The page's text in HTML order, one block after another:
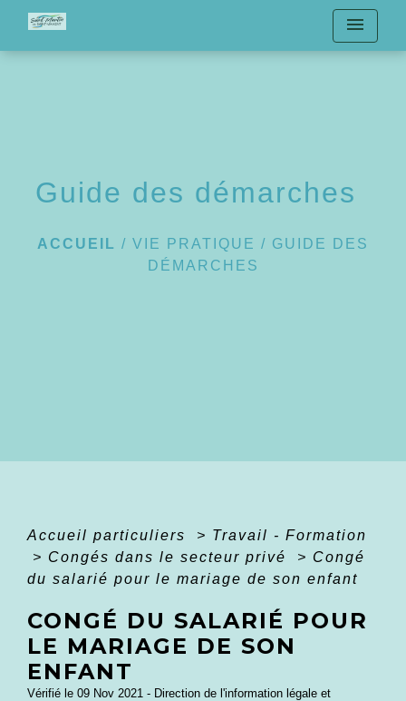
menu
Guide des démarches
ACCUEIL / VIE PRATIQUE / GUIDE DES
DÉMARCHES
Accueil particuliers > Travail - Formation
> Congés dans le secteur privé > Congé
du salarié pour le mariage de son enfant
CONGÉ DU SALARIÉ POUR
LE MARIAGE DE SON
ENFANT
Vérifié le 09 Nov 2021 - Direction de l'information légale et